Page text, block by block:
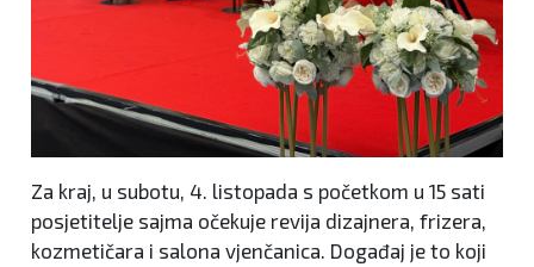
Za kraj, u subotu, 4. listopada s početkom u 15 sati
posjetitelje sajma očekuje revija dizajnera, frizera,
kozmetičara i salona vjenčanica. Događaj je to koji